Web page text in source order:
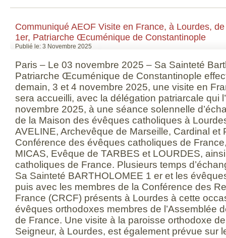
Communiqué AEOF Visite en France, à Lourdes,
1er, Patriarche Œcuménique de Constantinople
Publié le: 3 Novembre 2025
Paris – Le 03 novembre 2025 – Sa Sainteté
Patriarche Œcuménique de Constantinople
demain, 3 et 4 novembre 2025, une visite en
sera accueilli, avec la délégation patriarcale qui
novembre 2025, à une séance solennelle
de la Maison des évêques catholiques à
AVELINE, Archevêque de Marseille, Cardinal et
Conférence des évêques catholiques de
MICAS, Evêque de TARBES et LOURDES,
catholiques de France. Plusieurs temps
Sa Sainteté BARTHOLOMEE 1 er et les
puis avec les membres de la Conférence des
France (CRCF) présents à Lourdes à cette
évêques orthodoxes membres de l’Assemblée
de France. Une visite à la paroisse orthodoxe
Seigneur, à Lourdes, est également prévue sur